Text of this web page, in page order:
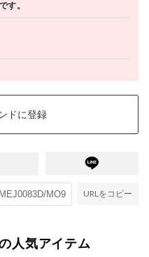
す。
ドに登録
URLをコピー
人気アイテム